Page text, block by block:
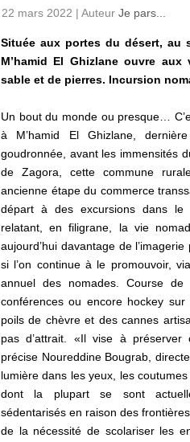
22 mars 2022 | Auteur Je pars...
Située aux portes du désert, au
M’hamid El Ghizlane ouvre
sable et de pierres. Incursion
Un bout du monde ou presque…
à M’hamid El Ghizlane,
goudronnée, avant les immensités
de Zagora, cette commune
ancienne étape du commerce
départ à des excursions dans le
relatant, en filigrane, la vie
aujourd’hui davantage de
si l’on continue à le promouvoir,
annuel des nomades. Course de
conférences ou encore hockey
poils de chèvre et des cannes
pas d’attrait. «Il vise à
précise Noureddine Bougrab,
lumière dans les yeux, les
dont la plupart se sont
sédentarisés en raison des
de la nécessité de scolariser les